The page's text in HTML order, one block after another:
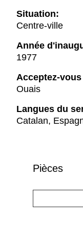
Situation:
Centre-ville
Année
1977
Acceptez-
Ouais
Langues du
Catalan,
Pièces